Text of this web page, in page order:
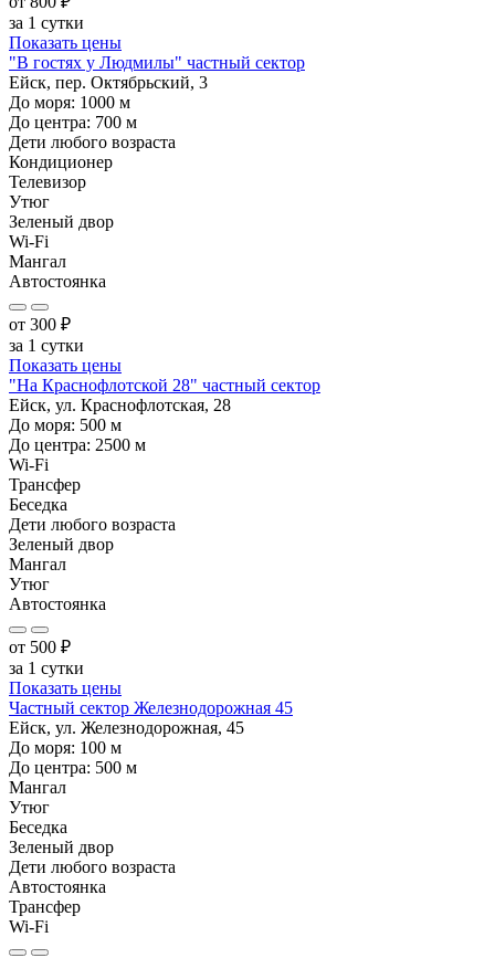
за 1 сутки
Показать цены
"В гостях у Людмилы" частный сектор
Ейск, пер. Октябрьский, 3
До моря: 1000 м
До центра: 700 м
Дети любого возраста
Кондиционер
Телевизор
Утюг
Зеленый двор
Wi-Fi
Мангал
Автостоянка
от 300 ₽
за 1 сутки
Показать цены
"На Краснофлотской 28" частный сектор
Ейск, ул. Краснофлотская, 28
До моря: 500 м
До центра: 2500 м
Wi-Fi
Трансфер
Беседка
Дети любого возраста
Зеленый двор
Мангал
Утюг
Автостоянка
от 500 ₽
за 1 сутки
Показать цены
Частный сектор Железнодорожная 45
Ейск, ул. Железнодорожная, 45
До моря: 100 м
До центра: 500 м
Мангал
Утюг
Беседка
Зеленый двор
Дети любого возраста
Автостоянка
Трансфер
Wi-Fi